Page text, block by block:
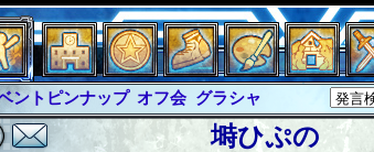
会 グラシャ グラシャ・ラボラス
ーバルジャスティス
サイキックハーツ
塒ひぷの